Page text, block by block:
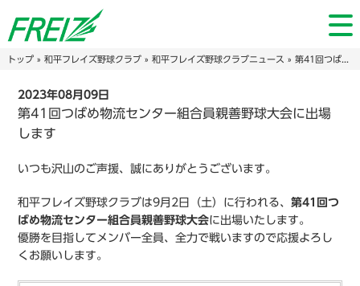
トップ» 和平フレイズ野球クラブ» 和平フレイズ野球クラブニュース » 第41回つばめ物流センター組合員親善野球大会に出場します
2023年08月09日
第41回つばめ物流センター組合員親善野球大会に出場
します
いつも沢山のご声援、誠にありがとうございます。
和平フレイズ野球クラブは9月2日（土）に行われる、第41回つ
ばめ物流センター組合員親善野球大会に出場いたします。
優勝を目指してメンバー全員、全力で戦いますので応援よろし
くお願いします。